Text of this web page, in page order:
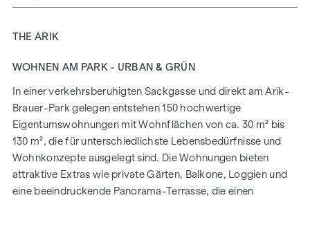
THE ARIK
WOHNEN AM PARK - URBAN & GRÜN
In einer verkehrsberuhigten Sackgasse und direkt am Arik-
Brauer-Park gelegen entstehen 150 hochwertige
Eigentumswohnungen mit Wohnflächen von ca. 30 m² bis
130 m², die für unterschiedlichste Lebensbedürfnisse und
Wohnkonzepte ausgelegt sind. Die Wohnungen bieten
attraktive Extras wie private Gärten, Balkone, Loggien und
eine beeindruckende Panorama-Terrasse, die einen